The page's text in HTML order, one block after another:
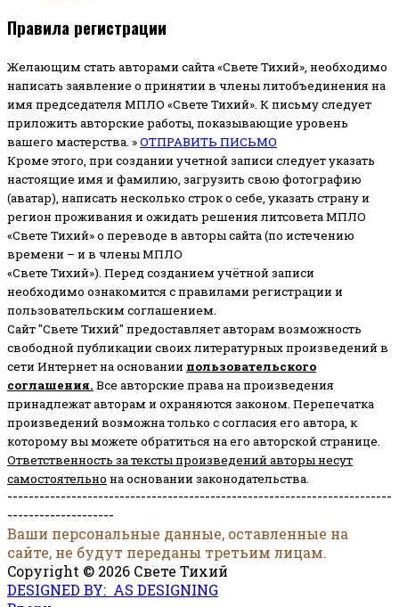
Правила регистрации
Желающим стать авторами сайта «Свете Тихий», необходимо
написать заявление о принятии в члены литобъединения на
имя председателя МПЛО «Свете Тихий». К письму следует
приложить авторские работы, показывающие уровень
вашего мастерства. »ОТПРАВИТЬ ПИСЬМО
Кроме этого, при создании учетной записи следует указать
настоящие имя и фамилию, загрузить свою фотографию
(аватар), написать несколько строк о себе, указать страну и
регион проживания и ожидать решения литсовета МПЛО
«Свете Тихий» о переводе в авторы сайта (по истечению
времени – и в члены МПЛО
«Свете Тихий»). Перед созданием учётной записи
необходимо ознакомится с правилами регистрации и
пользовательским соглашением.
Сайт "Свете Тихий" предоставляет авторам возможность
свободной публикации своих литературных произведений в
сети Интернет на основании пользовательского
соглашения. Все авторские права на произведения
принадлежат авторам и охраняются законом. Перепечатка
произведений возможна только с согласия его автора, к
которому вы можете обратиться на его авторской странице.
Ответственность за тексты произведений авторы несут
самостоятельно на основании законодательства.
------------------------------------------------------------------------
--------------------
Ваши персональные данные, оставленные на
сайте, не будут переданы третьим лицам.
Copyright © 2026 Свете Тихий
DESIGNED BY: AS DESIGNING